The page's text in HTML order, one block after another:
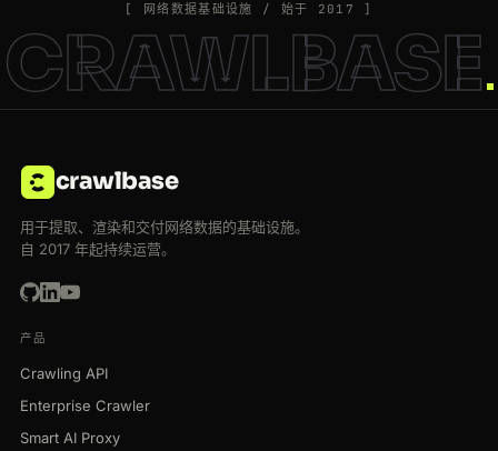
[ 网络数据基础设施 / 始于 2017 ]
CRAWLBASE
crawlbase
用于提取、渲染和交付网络数据的基础设施。
自 2017 年起持续运营。
产品
Crawling API
Enterprise Crawler
Smart AI Proxy